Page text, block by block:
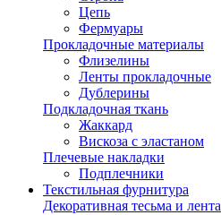
Цепь
Фермуары
Прокладочные материалы
Флизелины
Ленты прокладочные
Дублерины
Подкладочная ткань
Жаккард
Вискоза с эластаном
Плечевые накладки
Подплечники
Текстильная фурнитура
Декоративная тесьма и лента